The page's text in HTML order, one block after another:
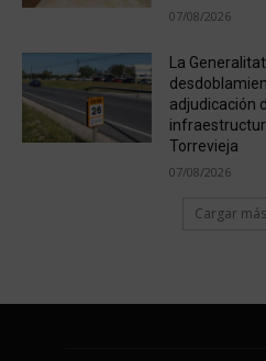
07/08/2026
La
adjudicación
Torrevieja
07/08/2026
Cargar más